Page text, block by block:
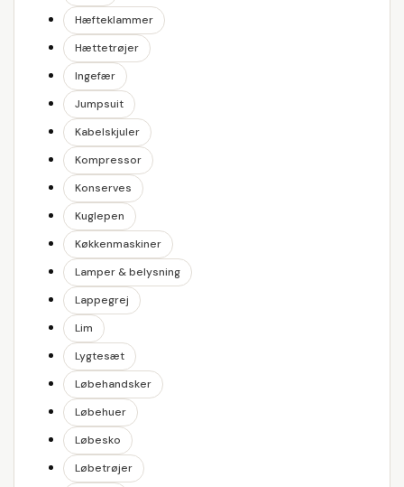
Hæfteklammer
Hættetrøjer
Ingefær
Jumpsuit
Kabelskjuler
Kompressor
Konserves
Kuglepen
Køkkenmaskiner
Lamper & belysning
Lappegrej
Lim
Lygtesæt
Løbehandsker
Løbehuer
Løbesko
Løbetrøjer